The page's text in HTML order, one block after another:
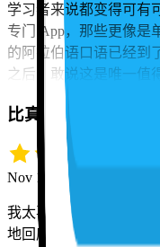
学习者来说都变得可有
专门 App，那些更像是
的阿拉伯语口语已经到
之后，敢说这是唯一值
比真人更强，而且全
Nov 12 · Jeff H.
我太喜欢 Tutor Lily 了
地回应，真让我惊叹。